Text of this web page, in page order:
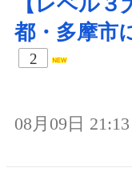
都・多摩市
2
08月09日 21:13